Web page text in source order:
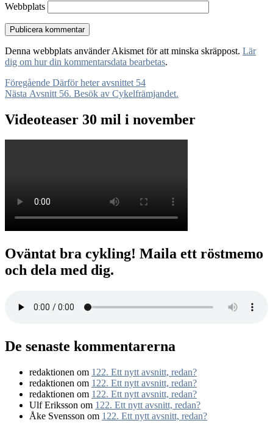
Webbplats
Denna webbplats använder Akismet för att minska skräppost. Lär
dig om hur din kommentarsdata bearbetas.
Inläggsnavigering
Föregående Föregående
inlägg:
Därför heter avsnittet 54
Nästa Nästa
Avsnitt 56. Besök av Cykelfrämjandet.
Videoteaser 30 mil i november
Oväntat bra cykling! Maila ett röstmemo
och dela med dig.
De senaste kommentarerna
redaktionen om 122. Ett nytt avsnitt, redan?
redaktionen om 122. Ett nytt avsnitt, redan?
redaktionen om 122. Ett nytt avsnitt, redan?
Ulf Eriksson om 122. Ett nytt avsnitt, redan?
Åke Svensson om 122. Ett nytt avsnitt, redan?